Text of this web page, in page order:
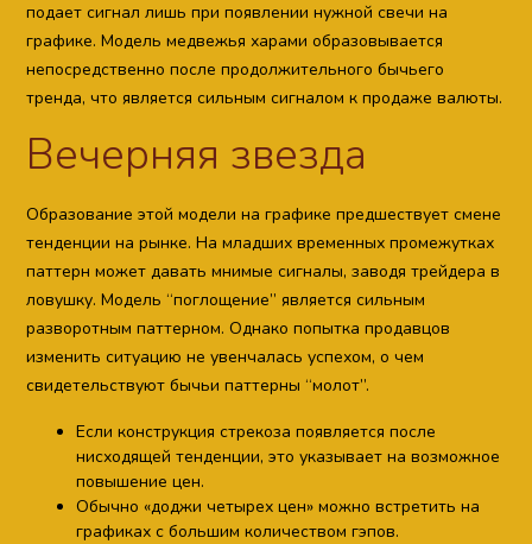
подает сигнал лишь при появлении нужной свечи на
графике. Модель медвежья харами образовывается
непосредственно после продолжительного бычьего
тренда, что является сильным сигналом к продаже валюты.
Вечерняя звезда
Образование этой модели на графике предшествует смене
тенденции на рынке. На младших временных промежутках
паттерн может давать мнимые сигналы, заводя трейдера в
ловушку. Модель “поглощение” является сильным
разворотным паттерном. Однако попытка продавцов
изменить ситуацию не увенчалась успехом, о чем
свидетельствуют бычьи паттерны “молот”.
Если конструкция стрекоза появляется после
нисходящей тенденции, это указывает на возможное
повышение цен.
Обычно «доджи четырех цен» можно встретить на
графиках с большим количеством гэпов.